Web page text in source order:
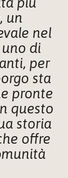
un
nel
di
per
sta
pronte
questo
storia
offre